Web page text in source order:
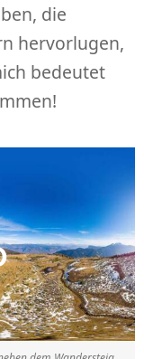
die
hervorlugen,
bedeutet